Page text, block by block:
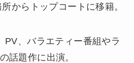
からトップコートに移籍。
PV、バラエティー番組やラ
話題作に出演。